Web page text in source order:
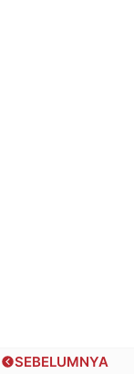
SEBELUMNYA